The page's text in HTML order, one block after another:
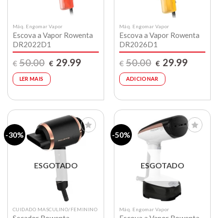
Máq. Engomar Vapor
Escova a Vapor Rowenta
DR2022D1
€ 50.00
O
preço
original
era:
€50.00.
€ 29.99O
LER MAIS
Máq. Engomar Vapor
Escova a Vapor Rowenta
DR2026D1
€ 50.00
O
preço
original
era:
€50.00.
€ 29.99O
ADICIONAR
-30%
compras
ESGOTADO
CUIDADO MASCULINO/FEMININO
-50%
compras
ESGOTADO
Máq. Engomar Vapor